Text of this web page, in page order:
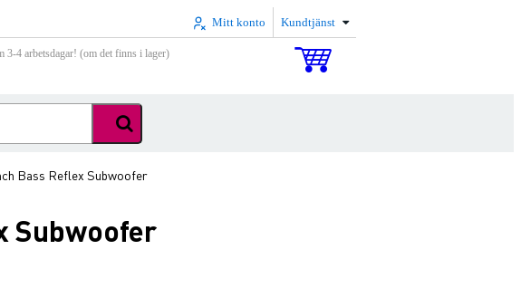
Mitt konto Kundtjänst
3-4 arbetsdagar! (om det finns i lager)
Bass Reflex Subwoofer
Subwoofer